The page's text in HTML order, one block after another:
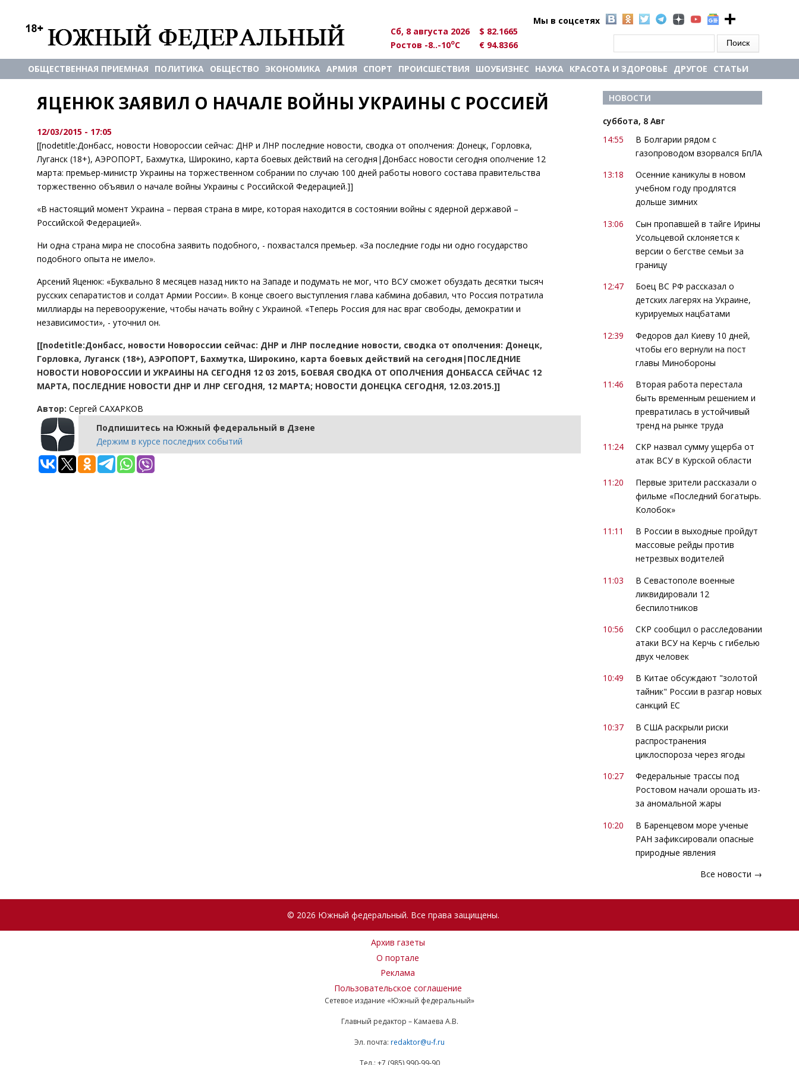
Мы в соцсетях
Сб, 8 августа 2026
$ 82.1665
Ростов -8..-10oC € 94.8366
ОБЩЕСТВЕННАЯ ПРИЕМНАЯ ПОЛИТИКА ОБЩЕСТВО ЭКОНОМИКА АРМИЯ СПОРТ ПРОИСШЕСТВИЯ ШОУБИЗНЕС НАУКА КРАСОТА И ЗДОРОВЬЕ ДРУГОЕ СТАТЬИ
ЯЦЕНЮК ЗАЯВИЛ О НАЧАЛЕ ВОЙНЫ УКРАИНЫ С РОССИЕЙ
12/03/2015 - 17:05
[[nodetitle:Донбасс, новости Новороссии сейчас: ДНР и ЛНР последние новости, сводка от ополчения: Донецк, Горловка,
Луганск (18+), АЭРОПОРТ, Бахмутка, Широкино, карта боевых действий на сегодня|Донбасс новости сегодня ополчение 12
марта: премьер-министр Украины на торжественном собрании по случаю 100 дней работы нового состава правительства
торжественно объявил о начале войны Украины с Российской Федерацией.]]
«В настоящий момент Украина – первая страна в мире, которая находится в состоянии войны с ядерной державой –
Российской Федерацией».
Ни одна страна мира не способна заявить подобного, - похвастался премьер. «За последние годы ни одно государство
подобного опыта не имело».
Арсений Яценюк: «Буквально 8 месяцев назад никто на Западе и подумать не мог, что ВСУ сможет обуздать десятки тысяч
русских сепаратистов и солдат Армии России». В конце своего выступления глава кабмина добавил, что Россия потратила
миллиарды на перевооружение, чтобы начать войну с Украиной. «Теперь Россия для нас враг свободы, демократии и
независимости», - уточнил он.
[[nodetitle:Донбасс, новости Новороссии сейчас: ДНР и ЛНР последние новости, сводка от ополчения: Донецк,
Горловка, Луганск (18+), АЭРОПОРТ, Бахмутка, Широкино, карта боевых действий на сегодня|ПОСЛЕДНИЕ
НОВОСТИ НОВОРОССИИ И УКРАИНЫ НА СЕГОДНЯ 12 03 2015, БОЕВАЯ СВОДКА ОТ ОПОЛЧЕНИЯ ДОНБАССА СЕЙЧАС 12
МАРТА, ПОСЛЕДНИЕ НОВОСТИ ДНР И ЛНР СЕГОДНЯ, 12 МАРТА; НОВОСТИ ДОНЕЦКА СЕГОДНЯ, 12.03.2015.]]
Автор: Сергей САХАРКОВ
Подпишитесь на Южный федеральный в Дзене
Держим в курсе последних событий
НОВОСТИ
суббота, 8 Авг
14:55
В Болгарии рядом с
газопроводом взорвался БпЛА
13:18
Осенние каникулы в новом
учебном году продлятся
дольше зимних
13:06
Сын пропавшей в тайге Ирины
Усольцевой склоняется к
версии о бегстве семьи за
границу
12:47
Боец ВС РФ рассказал о
детских лагерях на Украине,
курируемых нацбатами
12:39
Федоров дал Киеву 10 дней,
чтобы его вернули на пост
главы Минобороны
11:46
Вторая работа перестала
быть временным решением и
превратилась в устойчивый
тренд на рынке труда
11:24
СКР назвал сумму ущерба от
атак ВСУ в Курской области
11:20
Первые зрители рассказали о
фильме «Последний богатырь.
Колобок»
11:11
В России в выходные пройдут
массовые рейды против
нетрезвых водителей
11:03
В Севастополе военные
ликвидировали 12
беспилотников
10:56
СКР сообщил о расследовании
атаки ВСУ на Керчь с гибелью
двух человек
10:49
В Китае обсуждают "золотой
тайник" России в разгар новых
санкций ЕС
10:37
В США раскрыли риски
распространения
циклоспороза через ягоды
10:27
Федеральные трассы под
Ростовом начали орошать из-
за аномальной жары
10:20
В Баренцевом море ученые
РАН зафиксировали опасные
природные явления
Все новости →
© 2026 Южный федеральный. Все права защищены.
Архив газеты
О портале
Реклама
Пользовательское соглашение
Сетевое издание «Южный федеральный»
Главный редактор – Камаева А.В.
Эл. почта: redaktor@u-f.ru
Тел.: +7 (985) 990-99-90